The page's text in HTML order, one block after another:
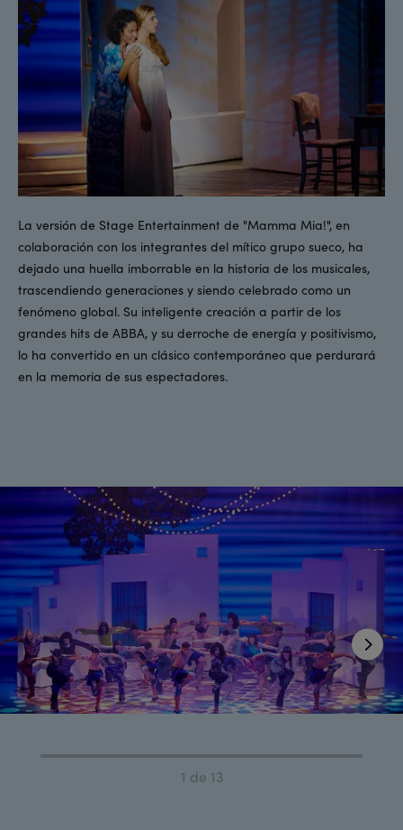
La versión de Stage Entertainment de "Mamma Mia!", en
colaboración con los integrantes del mítico grupo sueco, ha
dejado una huella imborrable en la historia de los musicales,
trascendiendo generaciones y siendo celebrado como un
fenómeno global. Su inteligente creación a partir de los
grandes hits de ABBA, y su derroche de energía y positivismo,
lo ha convertido en un clásico contemporáneo que perdurará
en la memoria de sus espectadores.
1 de 13